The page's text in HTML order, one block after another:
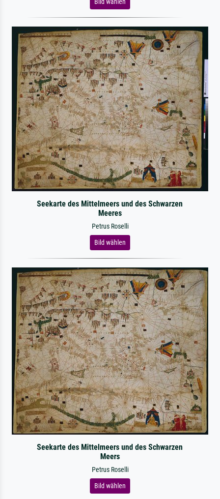
Seekarte des Mittelmeers und des Schwarzen
Meeres
Petrus Roselli
Bild wählen
Seekarte des Mittelmeers und des Schwarzen
Meers
Petrus Roselli
Bild wählen